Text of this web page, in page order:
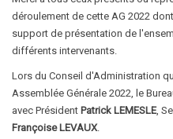
déroulement de cette AG 2022
support de présentation de
différents intervenants.
Lors du Conseil d'Administration
Assemblée Générale 2022, le
avec Président Patrick LEMESLE,
Françoise LEVAUX.